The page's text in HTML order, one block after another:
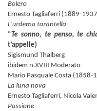
Bolero
Ernesto Tagliaferri (1889-
L'urdema tarantella
“ Te sonno, te penso, te
t’appelle)
Sigismund Thalberg
ibidem n.XVIII Moderato
Mario Pasquale Costa (1858-
La luna nova
Ernesto Tagliaferri, Nicola
Passione